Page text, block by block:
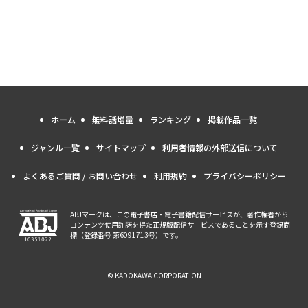
ホーム 無料話増量 ランキング 掲載作品一覧
ジャンル一覧 サイトマップ 利用者情報の外部送信について
よくあるご質問 / お問い合わせ 利用規約 プライバシーポリシー
ABJマークは、この電子書店・電子書籍配信サービスが、著作権者から
コンテンツ使用許諾を得た正規版配信サービスであることを示す登録商
標（登録番号 第6091713号）です。
© KADOKAWA CORPORATION